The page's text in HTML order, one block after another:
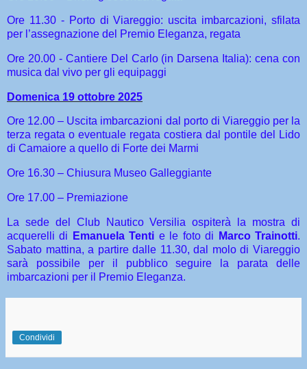
Ore 11.30 - Porto di Viareggio: uscita imbarcazioni, sfilata
per l’assegnazione del Premio Eleganza, regata
Ore 20.00 - Cantiere Del Carlo (in Darsena Italia): cena con
musica dal vivo per gli equipaggi
Domenica 19 ottobre 2025
Ore 12.00 – Uscita imbarcazioni dal porto di Viareggio per la
terza regata o eventuale regata costiera dal pontile del Lido
di Camaiore a quello di Forte dei Marmi
Ore 16.30 – Chiusura Museo Galleggiante
Ore 17.00 – Premiazione
La sede del Club Nautico Versilia ospiterà la mostra di
acquerelli di
Emanuela Tenti e le foto di Marco Trainotti.
Sabato mattina, a partire dalle 11.30, dal molo di Viareggio
sarà possibile per il pubblico seguire la parata delle
imbarcazioni per il Premio Eleganza.
Condividi